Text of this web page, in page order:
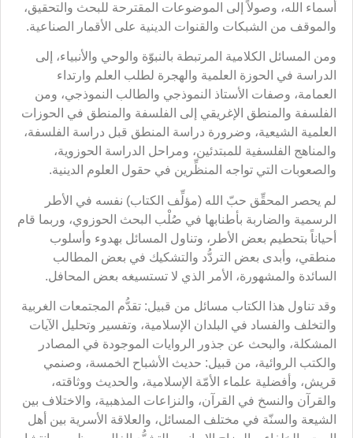
أسماء الله، وصولاً إلى الموضوعات المقترحة للبحث والتحقيق،
والموقف من الشبكات والقنوات الدينية على الأقمار الصناعية.
ومن المسائل الكلامية المرتبطة بالنبوّة والوحي والأنبياء، إلى
الدراسة في الحوزة العلمية والهجرة لطلب العلم وارتداء
العمامة، وصفات الأستاذ النموذجي والطالب النموذجي، ومن
الفلسفة والمنطق الإغريقي إلى الفلسفة والمنطق في الحوزات
العلمية الشيعية، وضرورة دراسة المنطق قبل دراسة الفلسفة،
والمناهج الفلسفية للمبتدئين، ومراحل الدراسة الحوزوية،
والصعوبات التي تواجه المنظِّرين في حقول العلوم الدينية.
لم يحصر المحقِّق حبّ الله (مؤلِّف الكتاب) نفسه في الأطر
الرسمية والضاربة بأطنابها في صُلْب البحث الحوزوي، وربما قام
أحياناً بتحطيم بعض الأطر، وتناول المسائل بهدوء وأسلوب
منطقي، وأبدى بعض التردُّد والتشكيك في بعض المطالب
السائدة والمشهورة، الأمر الذي لا تستسيغه بعض المحافل.
وقد تناول هذا الكتاب مسائل من قبيل: تقدُّم المجتمعات الغربية
والتخلف والفساد في البلدان الإسلامية، وتفسير وتحليل الآيات
المشكلة، والبحث عن جذور الروايات الموجودة في المصادر
والكتب الروائية، من قبيل: حديث الأشباح الخمسة، وصنمي
قريش، وأفضلية علماء الأمّة الإسلامية، والحديث ووثاقته،
والقرآن والنسخ في القرآن، والنزاعات المذهبية، والاختلاف بين
الشيعة والسنّة في مختلف المسائل، والعلاقة الأسرية بين أهل